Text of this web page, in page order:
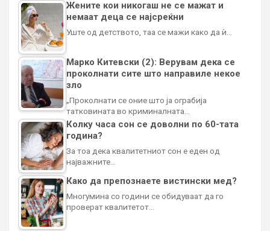
Жените кои никогаш не се мажат и
немаат деца се најсреќни
Уште од детството, таа се мажи како да ѝ…
Марко Китевски (2): Верувам дека се
проколнати сите што направиле некое
зло
„Проколнати се оние што ја ограбија
татковината во криминалната…
Колку часа сон се доволни по 60-тата
година?
За тоа дека квалитетниот сон е еден од
најважните…
Како да препознаете вистински мед?
Многумина со години се обидуваат да го
проверат квалитетот…